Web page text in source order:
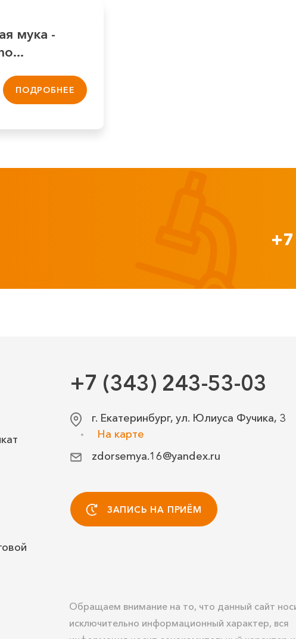
мука -
ПОДРОБНЕЕ
+7 (343) 243-53-03
г. Екатеринбург, ул. Юлиуса Фучика, 3
На карте
zdorsemya.16@yandex.ru
ЗАПИСЬ НА ПРИЁМ
Обращаем внимание на то, что данный сайт
исключительно информационный характер, вся